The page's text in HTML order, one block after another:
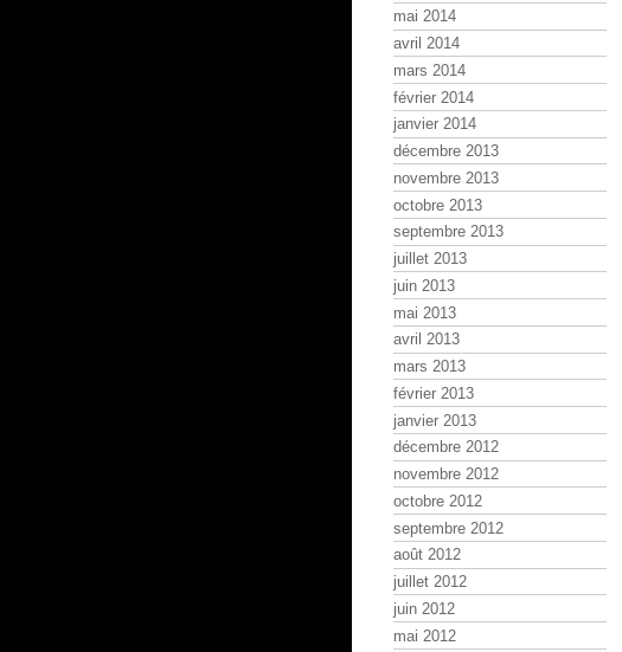
mai 2014
avril 2014
mars 2014
février 2014
janvier 2014
décembre 2013
novembre 2013
octobre 2013
septembre 2013
juillet 2013
juin 2013
mai 2013
avril 2013
mars 2013
février 2013
janvier 2013
décembre 2012
novembre 2012
octobre 2012
septembre 2012
août 2012
juillet 2012
juin 2012
mai 2012